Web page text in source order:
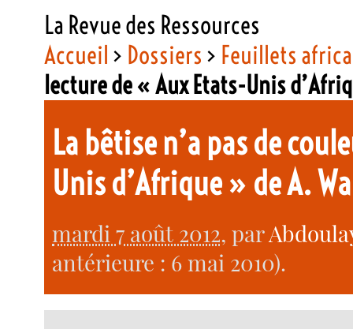
La Revue des Ressources
Accueil > Dossiers > Feuillets
lecture de « Aux Etats-Unis
La bêtise n’a pas de
Unis d’Afrique » de A.
mardi 7 août 2012, par
antérieure : 6 mai 2010).